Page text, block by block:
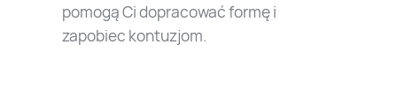
pomogą Ci dopracować formę i
zapobiec kontuzjom.